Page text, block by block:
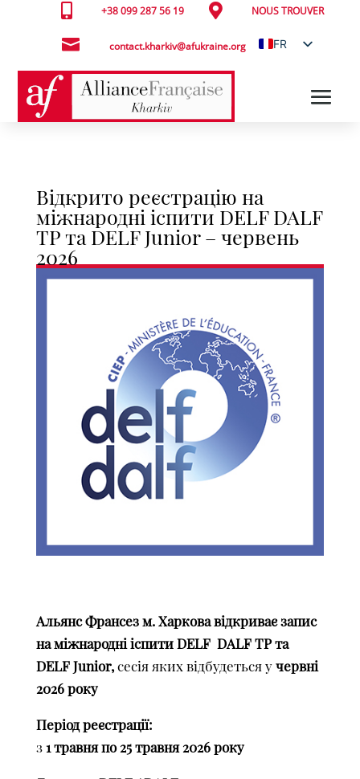
 +38 099 287 56 19  NOUS TROUVER
 contact.kharkiv@afukraine.org
FR
Відкрито реєстрацію на
міжнародні іспити DELF DALF
TP та DELF Junior – червень
2026
Альянс Франсез м. Харкова відкриває запис
на міжнародні іспити DELF DALF TP та
DELF Junior,сесія яких відбудеться учервні
2026 року
Період реєстрації:
з1 травня по 25 травня 2026 року